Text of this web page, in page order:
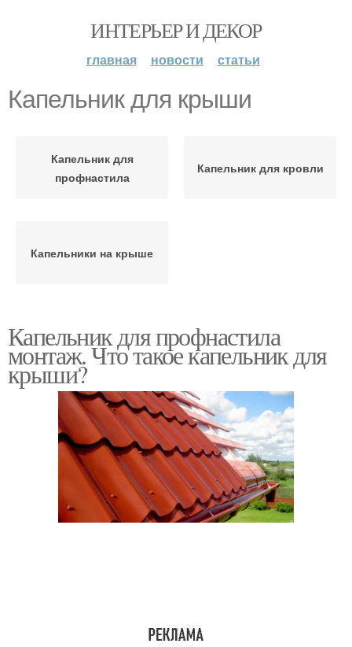
ИНТЕРЬЕР И ДЕКОР
главная новости статьи
Капельник для крыши
Капельник для
профнастила
Капельник для кровли
Капельники на крыше
Капельник для профнастила
монтаж. Что такое капельник для
крыши?